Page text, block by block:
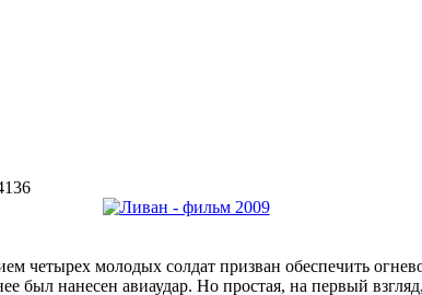
четырех молодых солдат призван обеспечить
был нанесен авиаудар. Но простая, на первый